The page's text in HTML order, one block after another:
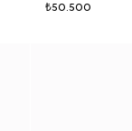
₺50.500